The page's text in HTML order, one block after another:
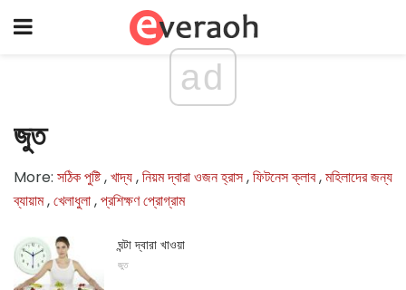
ad
জুত
More: সঠিক পুষ্টি,খাদ্য,নিয়ম দ্বারা ওজন হ্রাস,ফিটনেস ক্লাব,মহিলাদের জন্য
ব্যায়াম,খেলাধুলা,প্রশিক্ষণ প্রোগ্রাম
ঘন্টা দ্বারা খাওয়া
জুত